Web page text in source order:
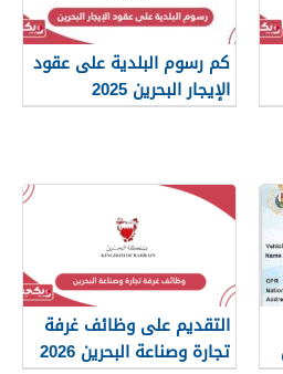
كم رسوم البلدية على عقود
الإيجار البحرين 2025
التقديم على وظائف غرفة
تجارة وصناعة البحرين 2026